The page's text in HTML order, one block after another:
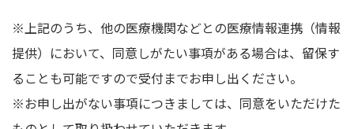
※上記のうち、他の医療機関などとの医療情報連携（情報
提供）において、同意しがたい事項がある場合は、留保す
ることも可能ですので受付までお申し出ください。
※お申し出がない事項につきましては、同意をいただけた